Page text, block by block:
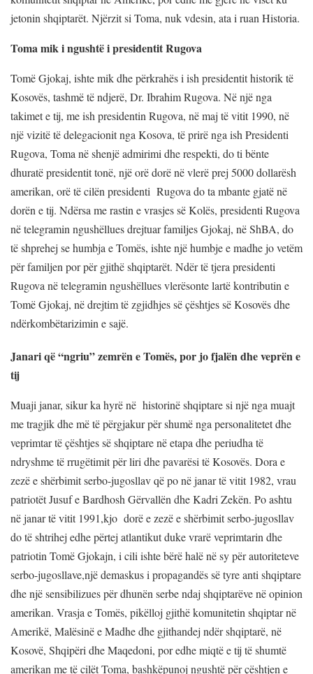
jetonin shqiptarët. Njërzit si Toma, nuk vdesin, ata i ruan Historia.
Toma mik i ngushtë i presidentit Rugova
Tomë Gjokaj, ishte mik dhe përkrahës i ish presidentit historik të
Kosovës, tashmë të ndjerë, Dr. Ibrahim Rugova. Në një nga
takimet e tij, me ish presidentin Rugova, në maj të vitit 1990, në
një vizitë të delegacionit nga Kosova, të prirë nga ish Presidenti
Rugova, Toma në shenjë admirimi dhe respekti, do ti bënte
dhuratë presidentit tonë, një orë dorë në vlerë prej 5000 dollarësh
amerikan, orë të cilën presidenti Rugova do ta mbante gjatë në
dorën e tij. Ndërsa me rastin e vrasjes së Kolës, presidenti Rugova
në telegramin ngushëllues drejtuar familjes Gjokaj, në ShBA, do
të shprehej se humbja e Tomës, ishte një humbje e madhe jo vetëm
për familjen por për gjithë shqiptarët. Ndër të tjera presidenti
Rugova në telegramin ngushëllues vlerësonte lartë kontributin e
Tomë Gjokaj, në drejtim të zgjidhjes së çështjes së Kosovës dhe
ndërkombëtarizimin e sajë.
Janari që “ngriu” zemrën e Tomës, por jo fjalën dhe veprën e
tij
Muaji janar, sikur ka hyrë në historinë shqiptare si një nga muajt
me tragjik dhe më të përgjakur për shumë nga personalitetet dhe
veprimtar të çështjes së shqiptare në etapa dhe periudha të
ndryshme të rrugëtimit për liri dhe pavarësi të Kosovës. Dora e
zezë e shërbimit serbo-jugosllav që po në janar të vitit 1982, vrau
patriotët Jusuf e Bardhosh Gërvallën dhe Kadri Zekën. Po ashtu
në janar të vitit 1991,kjo dorë e zezë e shërbimit serbo-jugosllav
do të shtrihej edhe përtej atlantikut duke vrarë veprimtarin dhe
patriotin Tomë Gjokajn, i cili ishte bërë halë në sy për autoriteteve
serbo-jugosllave,një demaskus i propagandës së tyre anti shqiptare
dhe një sensibilizues për dhunën serbe ndaj shqiptarëve në opinion
amerikan. Vrasja e Tomës, pikëlloj gjithë komunitetin shqiptar në
Amerikë, Malësinë e Madhe dhe gjithandej ndër shqiptarë, në
Kosovë, Shqipëri dhe Maqedoni, por edhe miqtë e tij të shumtë
amerikan me të cilët Toma, bashkëpunoj ngushtë për çështjen e